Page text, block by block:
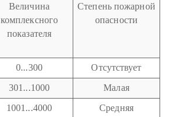
Величина
комплексного
показателя
Степень пожарной
опасности
0...300
Отсутствует
301...1000
Малая
1001...4000
Средняя